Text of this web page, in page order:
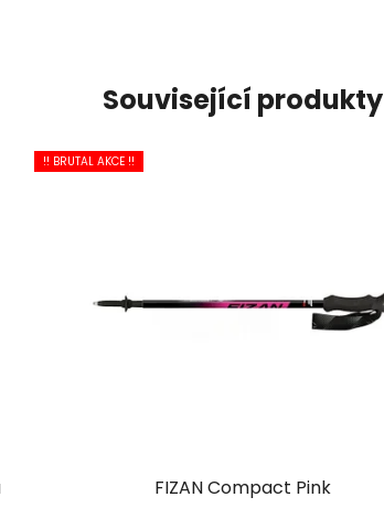
Související produkty
!! BRUTAL AKCE !!
FIZAN Compact Pink